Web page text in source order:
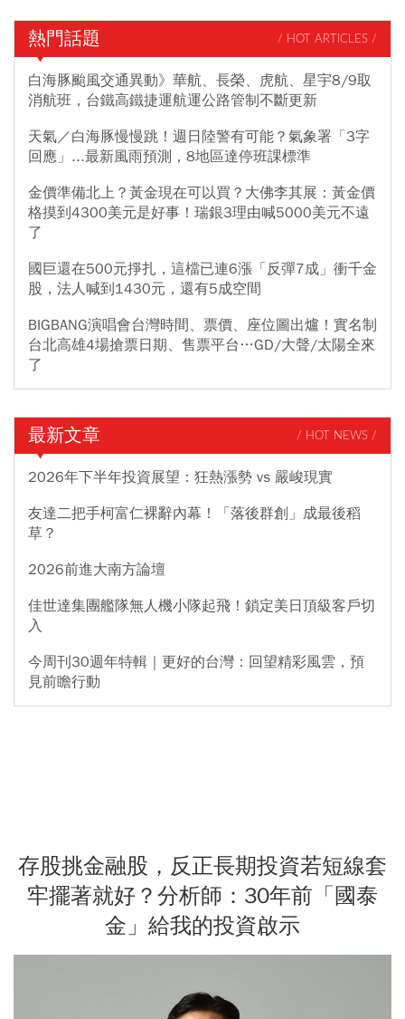
熱門話題 / HOT ARTICLES /
白海豚颱風交通異動》華航、長榮、虎航、星宇8/9取
消航班，台鐵高鐵捷運航運公路管制不斷更新
天氣／白海豚慢慢跳！週日陸警有可能？氣象署「3字
回應」...最新風雨預測，8地區達停班課標準
金價準備北上？黃金現在可以買？大佛李其展：黃金價
格摸到4300美元是好事！瑞銀3理由喊5000美元不遠
了
國巨還在500元掙扎，這檔已連6漲「反彈7成」衝千金
股，法人喊到1430元，還有5成空間
BIGBANG演唱會台灣時間、票價、座位圖出爐！實名制
台北高雄4場搶票日期、售票平台…GD/大聲/太陽全來
了
最新文章 / HOT NEWS /
2026年下半年投資展望：狂熱漲勢 vs 嚴峻現實
友達二把手柯富仁裸辭內幕！「落後群創」成最後稻
草？
2026前進大南方論壇
佳世達集團艦隊無人機小隊起飛！鎖定美日頂級客戶切
入
今周刊30週年特輯｜更好的台灣：回望精彩風雲，預
見前瞻行動
存股挑金融股，反正長期投資若短線套
牢擺著就好？分析師：30年前「國泰
金」給我的投資啟示